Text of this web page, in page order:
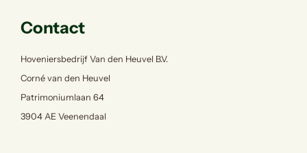
Contact
Hoveniersbedrijf Van den Heuvel B.V.
Corné van den Heuvel
Patrimoniumlaan 64
3904 AE Veenendaal